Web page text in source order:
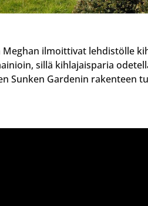
ilmoittivat lehdistölle
sillä kihlajaisparia
Sunken Gardenin rakenteen